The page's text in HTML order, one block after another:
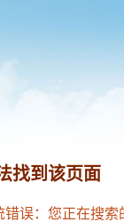
找到该页面
错误：您正在搜